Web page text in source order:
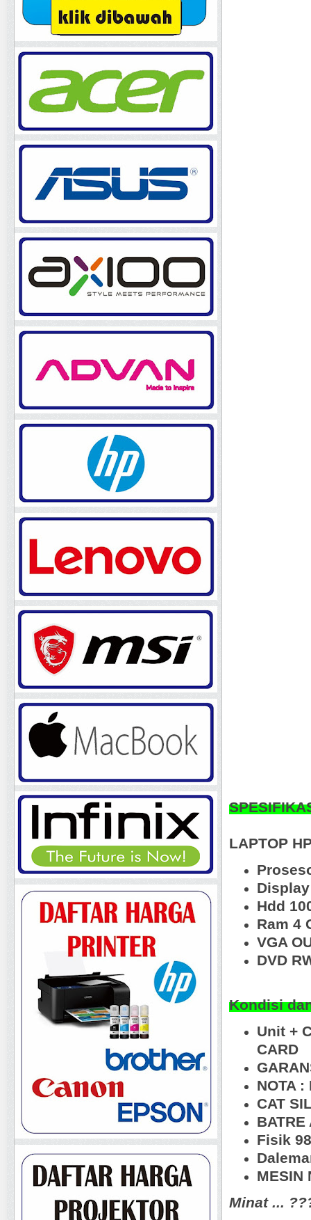
LAPTOP
Hdd
Ram 4
VGA
DVD
Kondisi
Unit +
CARD
NOTA :
CAT
BATRE
Fisik
MESIN
Minat ...